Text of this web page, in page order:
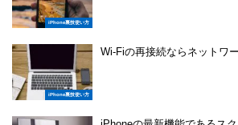
iPhone裏技使い方
iPhone裏技使い方
Wi-Fiの再接続ならネットワ